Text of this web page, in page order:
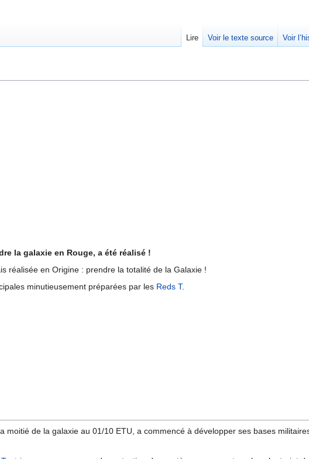
la galaxie en Rouge, a été réalisé !
réalisée en Origine : prendre la totalité de la Galaxie !
minutieusement préparées par les Reds T.
moitié de la galaxie au 01/10 ETU, a commencé à développer ses bases
Lire Voir le texte source Voir